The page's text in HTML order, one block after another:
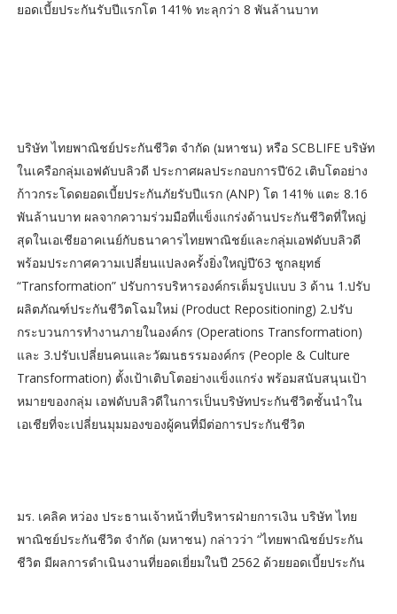
ยอดเบี้ยประกันรับปีแรกโต 141% ทะลุกว่า 8 พันล้านบาท
บริษัท ไทยพาณิชย์ประกันชีวิต จำกัด (มหาชน) หรือ SCBLIFE บริษัท
ในเครือกลุ่มเอฟดับบลิวดี ประกาศผลประกอบการปี’62 เติบโตอย่าง
ก้าวกระโดดยอดเบี้ยประกันภัยรับปีแรก (ANP) โต 141% แตะ 8.16
พันล้านบาท ผลจากความร่วมมือที่แข็งแกร่งด้านประกันชีวิตที่ใหญ่
สุดในเอเชียอาคเนย์กับธนาคารไทยพาณิชย์และกลุ่มเอฟดับบลิวดี
พร้อมประกาศความเปลี่ยนแปลงครั้งยิ่งใหญ่ปี’63 ชูกลยุทธ์
“Transformation” ปรับการบริหารองค์กรเต็มรูปแบบ 3 ด้าน 1.ปรับ
ผลิตภัณฑ์ประกันชีวิตโฉมใหม่ (Product Repositioning) 2.ปรับ
กระบวนการทำงานภายในองค์กร (Operations Transformation)
และ 3.ปรับเปลี่ยนคนและวัฒนธรรมองค์กร (People & Culture
Transformation) ตั้งเป้าเติบโตอย่างแข็งแกร่ง พร้อมสนับสนุนเป้า
หมายของกลุ่ม เอฟดับบลิวดีในการเป็นบริษัทประกันชีวิตชั้นนำใน
เอเชียที่จะเปลี่ยนมุมมองของผู้คนที่มีต่อการประกันชีวิต
มร. เคลิค หว่อง ประธานเจ้าหน้าที่บริหารฝ่ายการเงิน บริษัท ไทย
พาณิชย์ประกันชีวิต จำกัด (มหาชน) กล่าวว่า “ไทยพาณิชย์ประกัน
ชีวิต มีผลการดำเนินงานที่ยอดเยี่ยมในปี 2562 ด้วยยอดเบี้ยประกัน